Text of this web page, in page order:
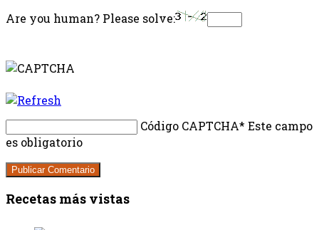
Are you human? Please solve:
Código CAPTCHA* Este campo
es obligatorio
Recetas más vistas